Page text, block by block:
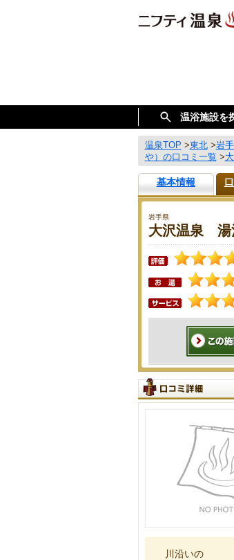
温浴施設を
温泉TOP >東北>岩
や）の口コミ一覧 >
基本情報
岩手県
大沢温泉 湯
川沿いの